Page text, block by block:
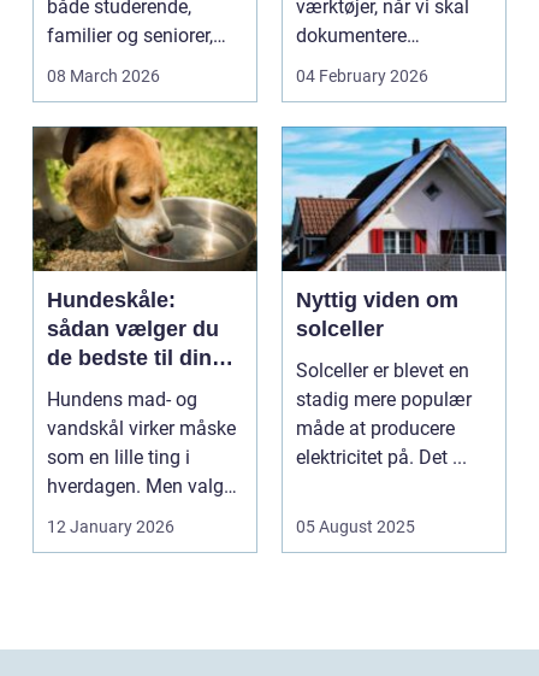
både studerende,
familier og seniorer,
fordi b...
08 March 2026
værktøjer, når vi skal
dokumentere
bæreevnen af pæle til
04 February 2026
Hundeskåle:
sådan vælger du
de bedste til din
hund
Hundens mad- og
vandskål virker måske
som en lille ting i
hverdagen. Men valg
af sk&arin...
12 January 2026
Nyttig viden om
solceller
Solceller er blevet en
stadig mere populær
måde at producere
elektricitet på. Det ...
05 August 2025